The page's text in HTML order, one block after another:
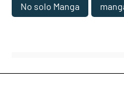
No solo Manga